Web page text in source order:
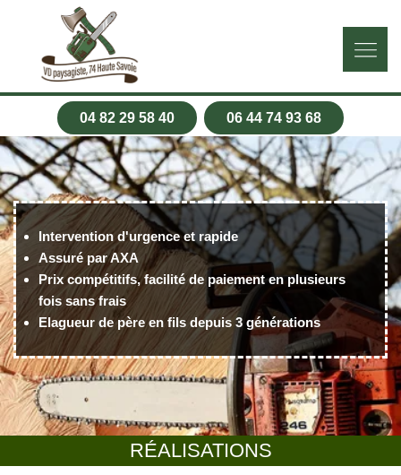
04 82 29 58 40 06 44 74 93 68
RÉALISATIONS
Intervention d'urgence et rapide
Assuré par AXA
Prix compétitifs, facilité de paiement en plusieurs
fois sans frais
Elagueur de père en fils depuis 3 générations